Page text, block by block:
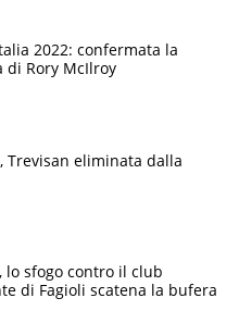
2022: confermata la
di Rory McIlroy
Trevisan eliminata dalla
lo sfogo contro il club
di Fagioli scatena la bufera